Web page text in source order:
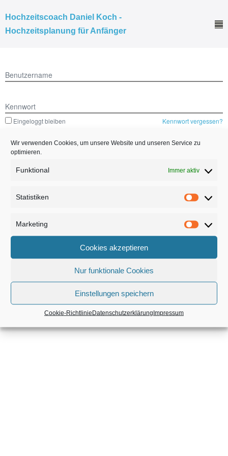
Wir verwenden Cookies, um unsere Website und unseren Service zu
optimieren.
Funktional Immer aktiv
Statistiken
Marketing
Cookies akzeptieren
Nur funktionale Cookies
Einstellungen speichern
Cookie-RichtlinieDatenschutzerklärungImpressum
Hochzeitscoach Daniel Koch -
Hochzeitsplanung für Anfänger
Benutzername
Kennwort
Eingeloggt bleiben Kennwort vergessen?